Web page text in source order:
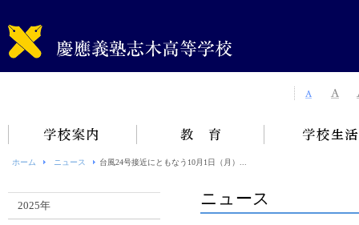
ホーム ニュース 台風24号接近にともなう10月1日（月）...
ニュース
2025年